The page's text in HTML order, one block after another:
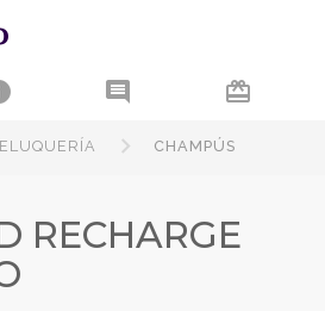
comment card_giftcard
CHAMPÚS
RECHARGE